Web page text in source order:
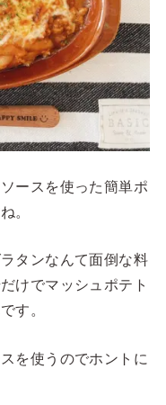
ースを使った簡単ポ
。
タンなんて面倒な料
けでマッシュポテト
す。
を使うのでホントに